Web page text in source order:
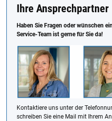
Ihre Ansprechpartner
Haben Sie Fragen oder wünschen
Service-Team ist gerne für Sie da!
Kontaktiere uns unter der
schreiben Sie eine Mail mit Ihrem